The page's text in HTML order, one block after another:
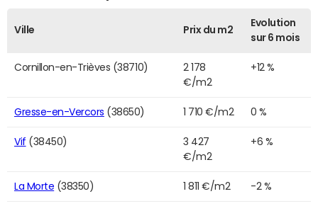
Ville Prix du m2
Evolution
sur 6 mois
Cornillon-en-Trièves (38710)
2 178
€/m2
+12 %
Gresse-en-Vercors (38650) 1 710 €/m2 0 %
Vif (38450)
3 427
€/m2
+6 %
La Morte (38350) 1 811 €/m2 -2 %